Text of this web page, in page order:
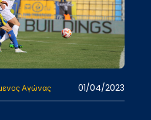
Αγώνας 01/04/2023